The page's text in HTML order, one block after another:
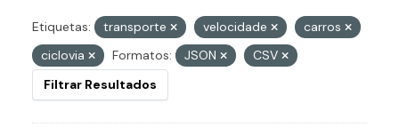
Etiquetas: transporte velocidade
carros
ciclovia
Formatos: JSON
CSV
Filtrar Resultados